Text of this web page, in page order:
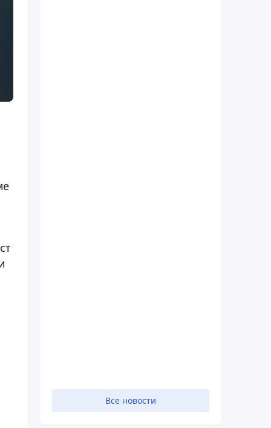
Все новости